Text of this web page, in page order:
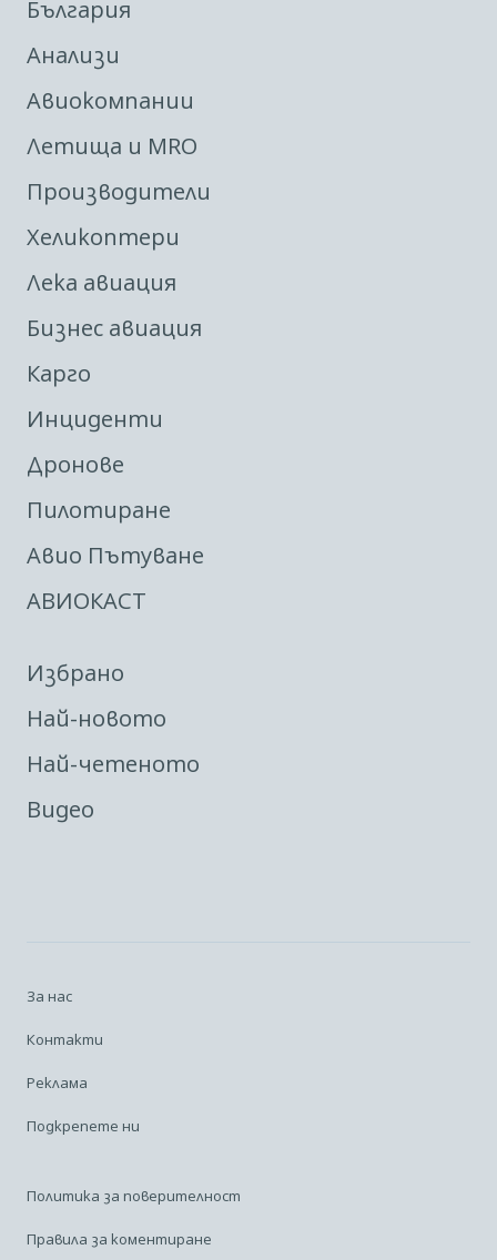
България
Анализи
Авиокомпании
Летища и MRO
Производители
Хеликоптери
Лека авиация
Бизнес авиация
Карго
Инциденти
Дронове
Пилотиране
Авио Пътуване
АВИОКАСТ
Избрано
Най-новото
Най-четеното
Видео
За нас
Контакти
Реклама
Подкрепете ни
Политика за поверителност
Правила за коментиране